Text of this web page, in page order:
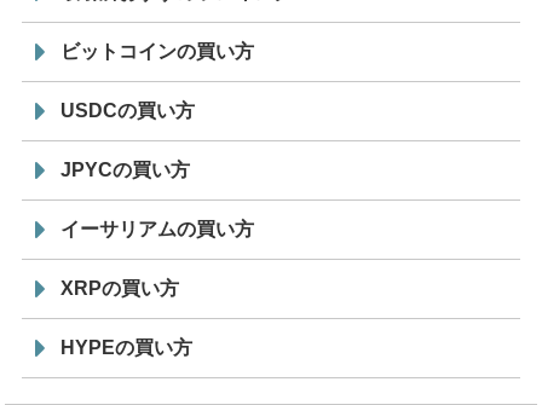
ビットコインの買い方
USDCの買い方
JPYCの買い方
イーサリアムの買い方
XRPの買い方
HYPEの買い方